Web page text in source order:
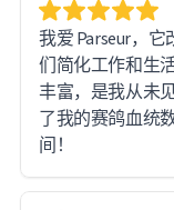
我爱 Parseur，
们简化工作和生
丰富，是我从未
了我的赛鸽血统
间！